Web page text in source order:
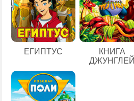
ЕГИПТУС
КНИГА
ДЖУНГЛЕЙ